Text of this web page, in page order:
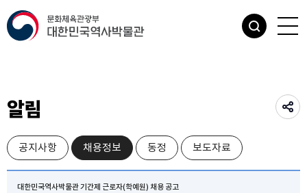
알림
공지사항 채용정보 동정 보도자료
대한민국역사박물관 기간제 근로자(학예원) 채용 공고